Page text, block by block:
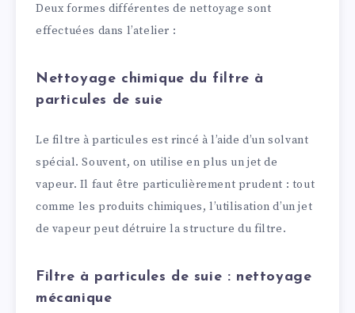
Deux formes différentes de nettoyage sont
effectuées dans l’atelier :
Nettoyage chimique du filtre à
particules de suie
Le filtre à particules est rincé à l’aide d’un solvant
spécial. Souvent, on utilise en plus un jet de
vapeur. Il faut être particulièrement prudent : tout
comme les produits chimiques, l’utilisation d’un jet
de vapeur peut détruire la structure du filtre.
Filtre à particules de suie : nettoyage
mécanique